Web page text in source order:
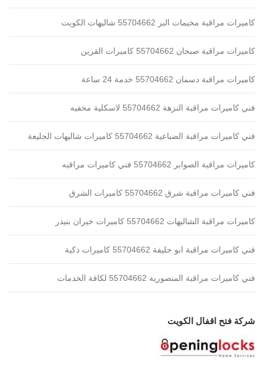
كاميرات مراقبة مخيمات البر 55704662 شاليهات الكويت
كاميرات مراقبة صبحان 55704662 كاميرات القرين
كاميرات مراقبة دسمان 55704662 خدمة 24 ساعة
فني كاميرات مراقبة النزهة 55704662 لاسكلية مخفيه
فني كاميرات مراقبة الضباعية 55704662 كاميرات شاليهات الجليعة
كاميرات مراقبة الصوابر 55704662 فني كاميرات مراقبه
فني كاميرات مراقبة شرق 55704662 كاميرات الشرق
كاميرات مراقبة الشاليهات 55704662 كاميرات خيران بنيدر
فني كاميرات مراقبة ابو حليفة 55704662 كاميرات ذكية
فني كاميرات مراقبة المنصورية 55704662 لكافة الخدمات
شركة فتح اقفال الكويت